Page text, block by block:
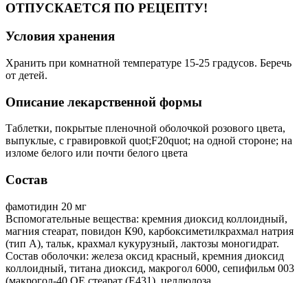
ОТПУСКАЕТСЯ ПО РЕЦЕПТУ!
Условия хранения
Хранить при комнатной температуре 15-25 градусов. Беречь
от детей.
Описание лекарственной формы
Таблетки, покрытые пленочной оболочкой розового цвета,
выпуклые, с гравировкой quot;F20quot; на одной стороне; на
изломе белого или почти белого цвета
Состав
фамотидин 20 мг
Вспомогательные вещества: кремния диоксид коллоидный,
магния стеарат, повидон К90, карбоксиметилкрахмал натрия
(тип А), тальк, крахмал кукурузный, лактозы моногидрат.
Состав оболочки: железа оксид красный, кремния диоксид
коллоидный, титана диоксид, макрогол 6000, сепифильм 003
(макрогол-40 ОЕ стеарат (Е431), целлюлоза